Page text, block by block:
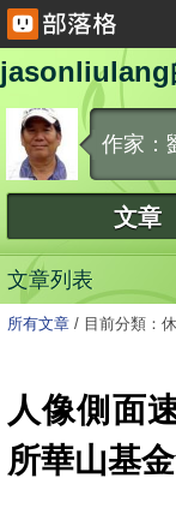
jasonliulang
作家：
文章
文章列表
所有文章 / 目前分類：
人像側面
所華山基